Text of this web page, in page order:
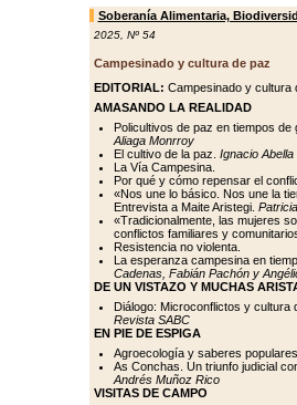
Soberanía Alimentaria,
2025, Nº 54
Campesinado y cultura de paz
EDITORIAL: Campesinado y cultura
AMASANDO LA REALIDAD
Policultivos de paz en tiempos de
Aliaga Monrroy
El cultivo de la paz. Ignacio Abella
La Vía Campesina.
Por qué y cómo repensar el
«Nos une lo básico. Nos une la
Entrevista a Maite Aristegi.
«Tradicionalmente, las mujeres
conflictos familiares y
Resistencia no violenta.
La esperanza campesina en
Cadenas, Fabián Pachón y
DE UN VISTAZO Y MUCHAS
Diálogo: Microconflictos y cultura
Revista SABC
EN PIE DE ESPIGA
Agroecología y saberes populares.
As Conchas. Un triunfo judicial
Andrés Muñoz Rico
VISITAS DE CAMPO